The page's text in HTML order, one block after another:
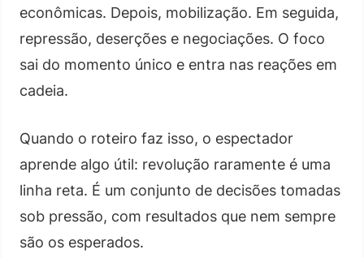
econômicas. Depois, mobilização. Em seguida,
repressão, deserções e negociações. O foco
sai do momento único e entra nas reações em
cadeia.
Quando o roteiro faz isso, o espectador
aprende algo útil: revolução raramente é uma
linha reta. É um conjunto de decisões tomadas
sob pressão, com resultados que nem sempre
são os esperados.